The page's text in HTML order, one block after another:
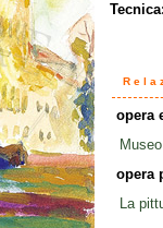
Tecnica:
opera
opera
La